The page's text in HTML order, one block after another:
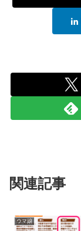
関連記事
ウマ娘